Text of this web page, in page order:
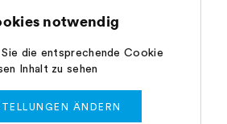
notwendig
die entsprechende Cookie
Inhalt zu sehen
ÄNDERN